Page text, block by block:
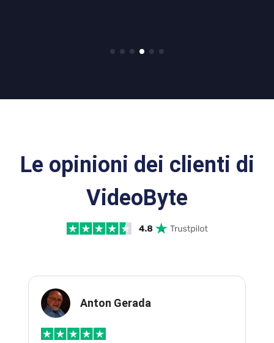
Le opinioni dei clienti di
VideoByte
Anton Gerada